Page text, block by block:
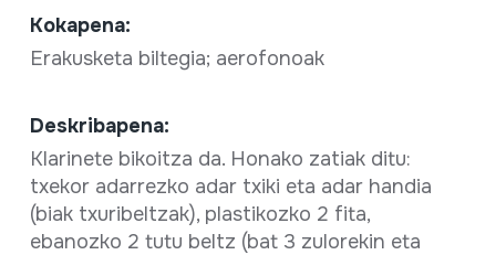
Kokapena:
Erakusketa biltegia; aerofonoak
Deskribapena:
Klarinete bikoitza da. Honako zatiak ditu:
txekor adarrezko adar txiki eta adar handia
(biak txuribeltzak), plastikozko 2 fita,
ebanozko 2 tutu beltz (bat 3 zulorekin eta